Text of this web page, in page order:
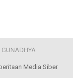
Media Siber